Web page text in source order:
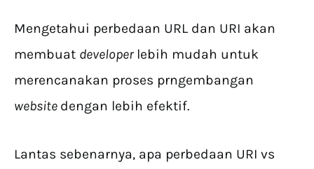
Mengetahui perbedaan URL dan URI akan
membuat developer lebih mudah untuk
merencanakan proses prngembangan
website dengan lebih efektif.
Lantas sebenarnya, apa perbedaan URI vs